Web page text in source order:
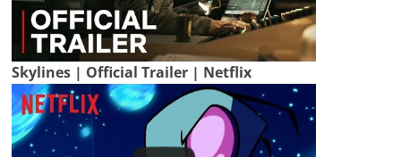
Skylines | Official Trailer | Netflix